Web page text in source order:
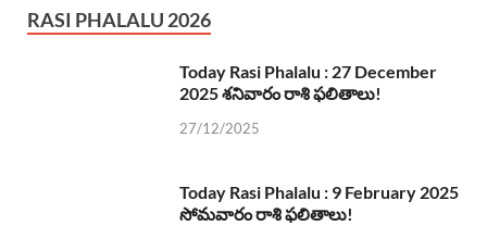
RASI PHALALU 2026
Today Rasi Phalalu : 27 December
2025 శనివారం రాశి ఫలితాలు!
27/12/2025
Today Rasi Phalalu : 9 February 2025
సోమవారం రాశి ఫలితాలు!